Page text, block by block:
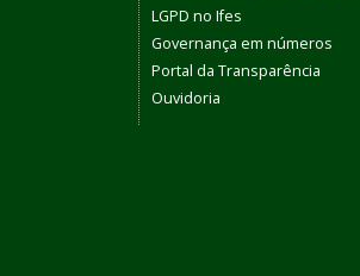
LGPD no Ifes
Governança em números
Portal da Transparência
Ouvidoria